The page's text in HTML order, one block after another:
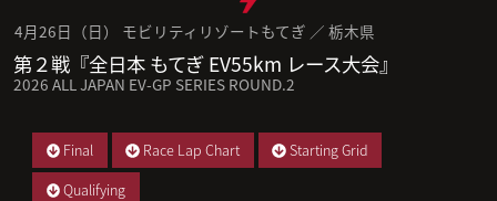
4月26日（日） モビリティリゾートもてぎ ／ 栃木県
第２戦『全日本 もてぎ EV55km レース大会』
2026 ALL JAPAN EV-GP SERIES ROUND.2
Final Race Lap Chart
Starting Grid
Qualifying